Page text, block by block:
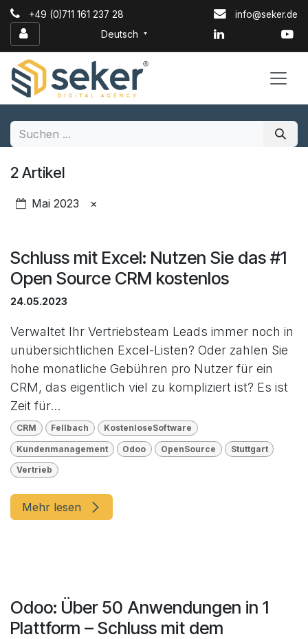
Zum Inhalt springen
+49 (0)711 161 237 28 info@seker.de
Deutsch
2 Artikel
Mai 2023 ×
Schluss mit Excel: Nutzen Sie das #1
Open Source CRM kostenlos
24.05.2023
Verwaltet Ihr Vertriebsteam Leads immer noch in
unübersichtlichen Excel-Listen? Oder zahlen Sie
hohe monatliche Gebühren pro Nutzer für ein
CRM, das eigentlich viel zu kompliziert ist? Es ist
Zeit für...
CRM Fellbach KostenloseSoftware
Kundenmanagement Odoo OpenSource Stuttgart
Vertrieb
Mehr lesen
Odoo: Über 50 Anwendungen in 1
Plattform – Schluss mit dem